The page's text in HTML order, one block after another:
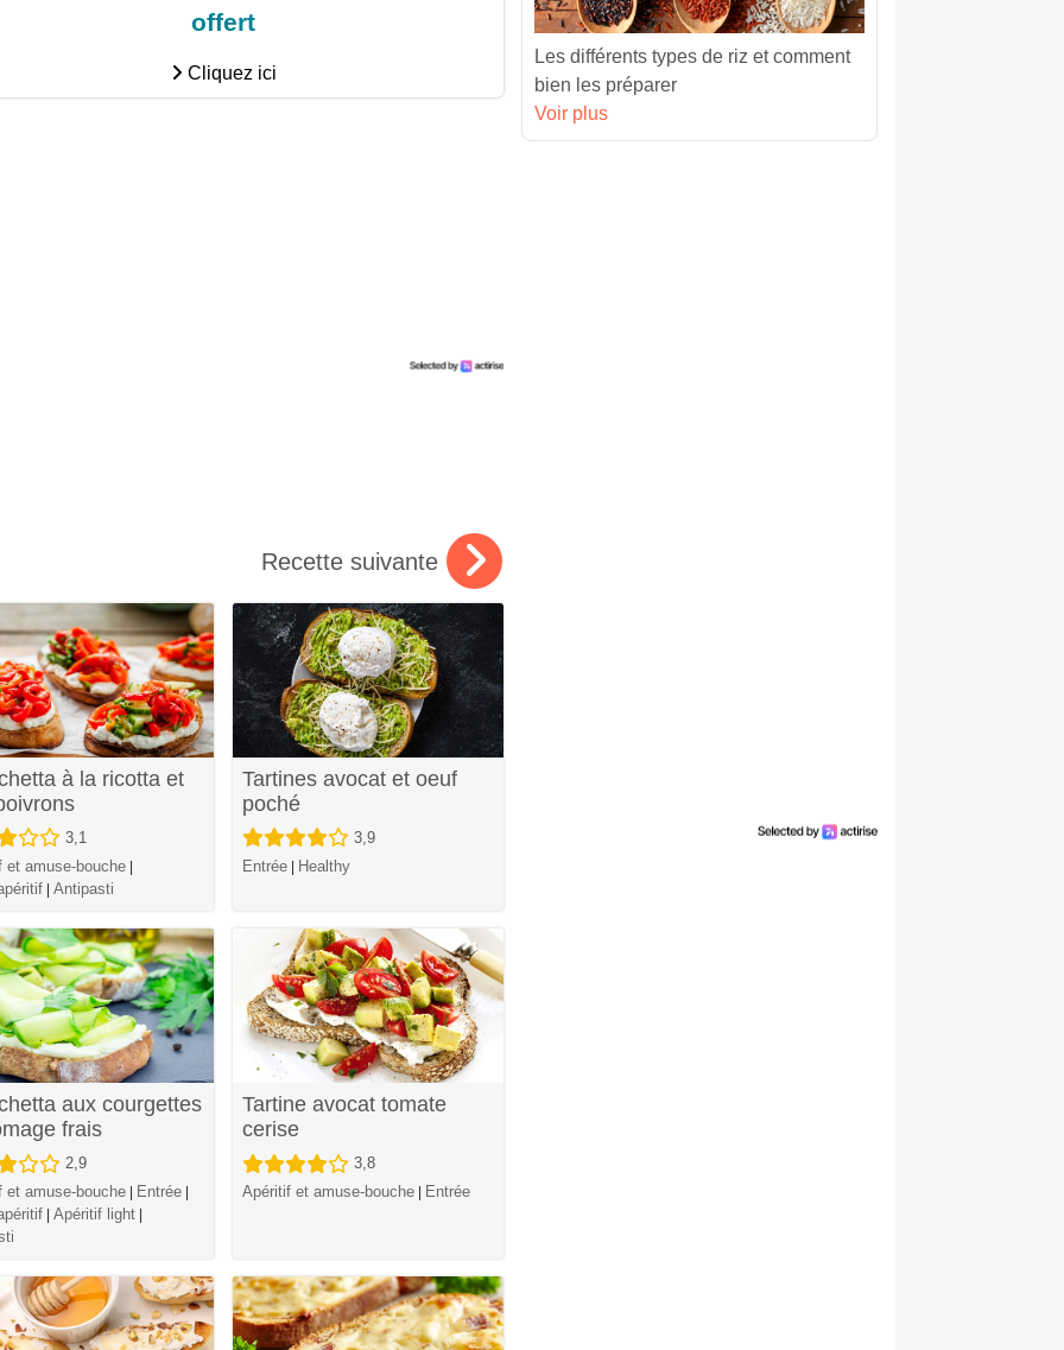
offert
Cliquez ici
Recette suivante
à la ricotta et
3,1
et amuse-bouche|
| Antipasti
Tartines avocat et oeuf
poché
3,9
Entrée
Healthy
aux courgettes
frais
2,9
et amuse-bouche| Entrée|
| Apéritif light|
Tartine avocat tomate
cerise
3,8
Apéritif et amuse-bouche
Entrée
Les différents types de riz et comment
bien les préparer
Voir plus